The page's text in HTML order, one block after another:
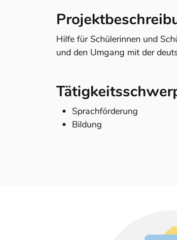
Hilfe für Schülerinnen und
und den Umgang mit der
Sprachförderung
Bildung